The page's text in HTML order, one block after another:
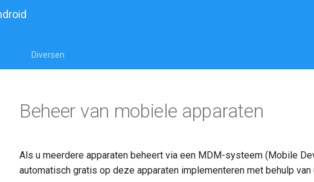
Diversen
Beheer van mobiele apparaten
Als u meerdere apparaten beheert via een MDM-systeem (Mobile
automatisch gratis op deze apparaten implementeren met behulp